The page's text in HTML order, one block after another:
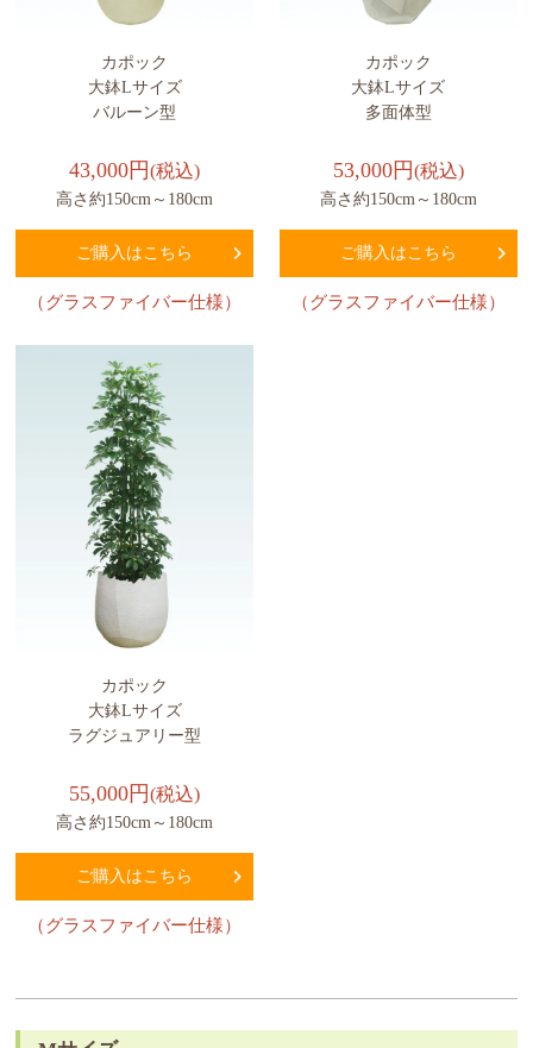
カポック
大鉢Lサイズ
バルーン型
43,000円(税込)
高さ約150cm～180cm
ご購入はこちら
（グラスファイバー仕様）
カポック
大鉢Lサイズ
多面体型
53,000円(税込)
高さ約150cm～180cm
ご購入はこちら
（グラスファイバー仕様）
カポック
大鉢Lサイズ
ラグジュアリー型
55,000円(税込)
高さ約150cm～180cm
ご購入はこちら
（グラスファイバー仕様）